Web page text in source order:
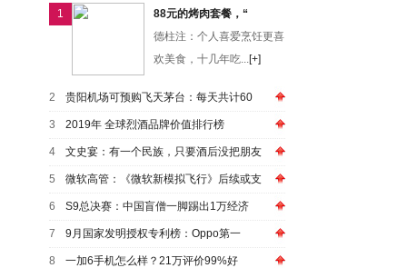
1
88元的烤肉套餐，“
德柱注：个人喜爱烹饪更喜
欢美食，十几年吃...[+]
2 贵阳机场可预购飞天茅台：每天共计60
3 2019年 全球烈酒品牌价值排行榜
4 文史宴：有一个民族，只要酒后没把朋友
5 微软高管：《微软新模拟飞行》后续或支
6 S9总决赛：中国盲僧一脚踢出1万经济
7 9月国家发明授权专利榜：Oppo第一
8 一加6手机怎么样？21万评价99%好